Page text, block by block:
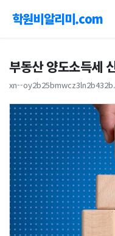
학원비알리미.com
부동산 양도소득세
xn--